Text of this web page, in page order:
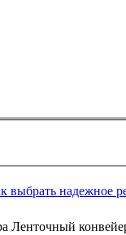
выбрать надежное
Ленточный